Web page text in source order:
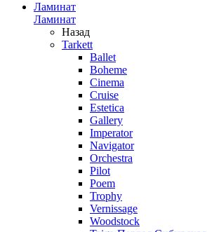
Ламинат
Ламинат
Назад
Tarkett
Ballet
Boheme
Cinema
Cruise
Estetica
Gallery
Imperator
Navigator
Orchestra
Pilot
Poem
Trophy
Vernissage
Woodstock